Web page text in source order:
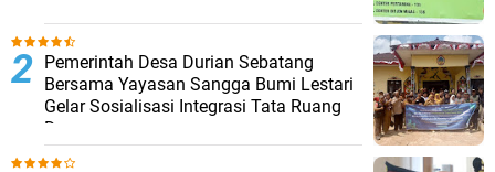
Pemerintah Desa Durian Sebatang
Bersama Yayasan Sangga Bumi Lestari
Gelar Sosialisasi Integrasi Tata Ruang
Desa